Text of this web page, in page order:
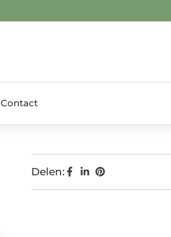
Contact
Delen: